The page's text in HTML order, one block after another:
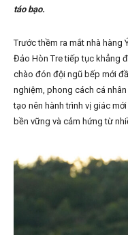
táo bạo.
Trước thềm ra mắt nhà hàng
Đảo Hòn Tre tiếp tục khẳng
chào đón đội ngũ bếp mới
nghiệm, phong cách cá
tạo nên hành trình vị giác
bền vững và cảm hứng từ